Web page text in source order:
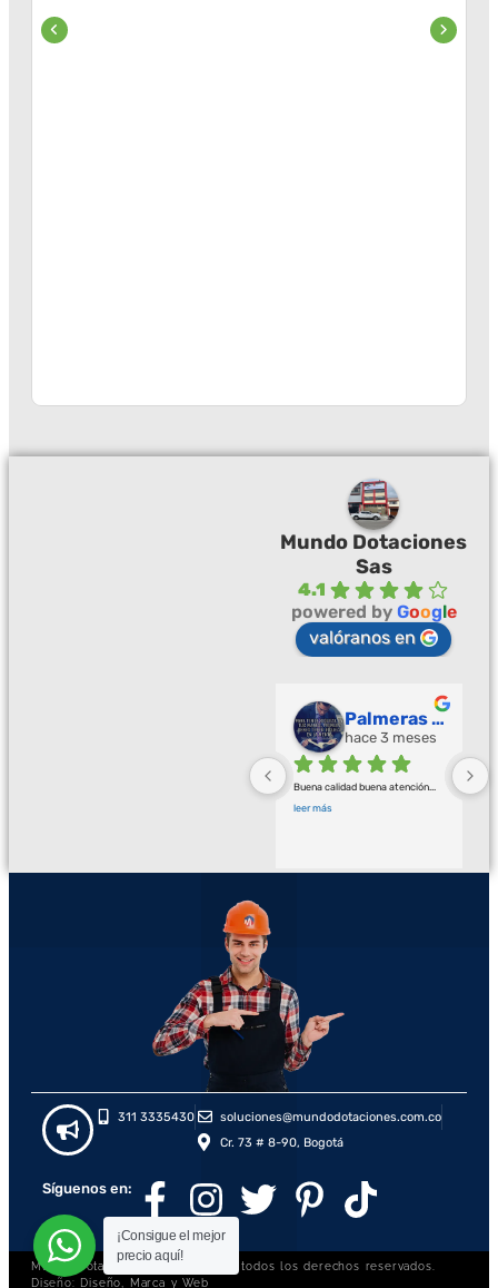
Mundo Dotaciones
Sas
4.1
powered by Google
valóranos en
Palmeras Doradas
hace 3 meses
Buena calidad buena atención
leer más
311 3335430
soluciones@mundodotaciones.com.co
Cr. 73 # 8-90, Bogotá
Síguenos en:
Mundo Dotaciones S.A.S., © 2026, todos los derechos reservados.
Diseño: Diseño, Marca y Web
¡Consigue el mejor
precio aquí!